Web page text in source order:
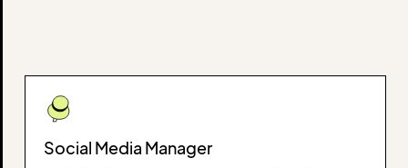
Social Media Manager